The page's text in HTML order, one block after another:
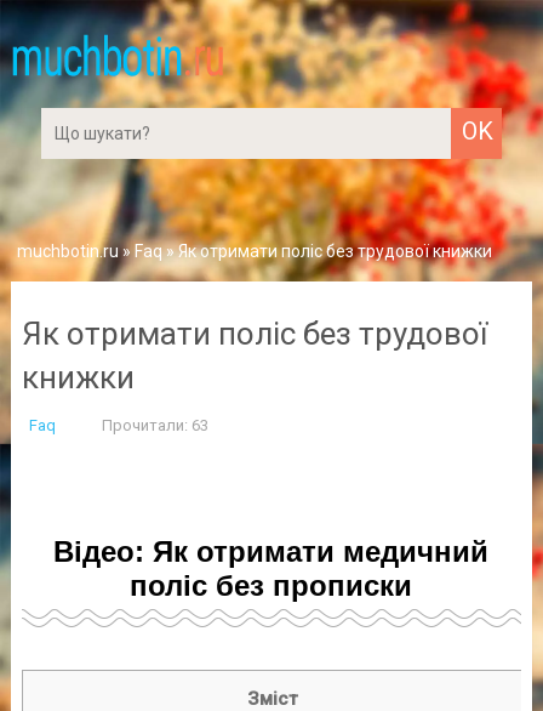
muchbotin.ru » Faq» Як отримати поліс без трудової книжки
Як отримати поліс без трудової
книжки
Faq Прочитали: 63
Відео: Як отримати медичний
поліс без прописки
Зміст